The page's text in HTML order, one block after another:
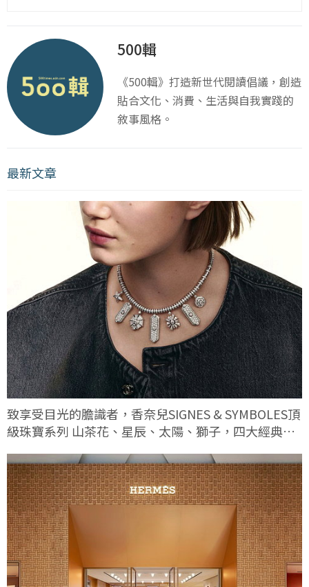
500輯
《500輯》打造新世代閱讀倡議，創造
貼合文化、消費、生活與自我實踐的
敘事風格。
最新文章
致享受目光的膽識者，香奈兒SIGNES & SYMBOLES頂
級珠寶系列 山茶花、星辰、太陽、獅子，四大經典符